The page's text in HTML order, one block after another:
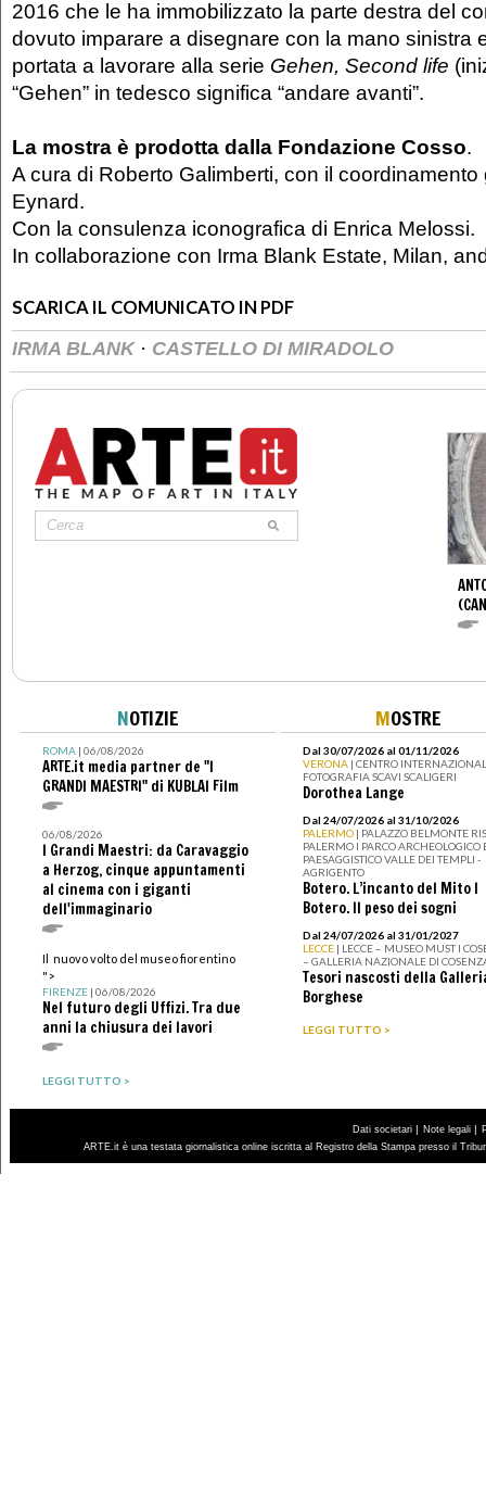
2016 che le ha immobilizzato la parte destra del
dovuto imparare a disegnare con la mano sinistra
portata a lavorare alla serie Gehen, Second life
“Gehen” in tedesco significa “andare avanti”.
La mostra è prodotta dalla Fondazione Cosso.
A cura di Roberto Galimberti, con il
Eynard.
Con la consulenza iconografica di Enrica Melossi.
In collaborazione con Irma Blank Estate, Milan,
SCARICA IL COMUNICATO IN PDF
IRMA BLANK · CASTELLO DI MIRADOLO
NOTIZIE
ROMA| 06/08/2026
ARTE.it media partner de "I
GRANDI MAESTRI" di KUBLAI Film
06/08/2026
I Grandi Maestri: da Caravaggio
a Herzog, cinque appuntamenti
al cinema con i giganti
dell'immaginario
Il nuovo volto del museo fiorentino
">
FIRENZE| 06/08/2026
Nel futuro degli Uffizi. Tra due
anni la chiusura dei lavori
LEGGI TUTTO >
MOSTRE
Dal 30/07/2026 al 01/11/2026
VERONA | CENTRO
FOTOGRAFIA SCAVI SCALIGERI
Dorothea Lange
Dal 24/07/2026 al 31/10/2026
PALERMO | PALAZZO BELMONTE
PALERMO I PARCO ARCHEOLOGICO
PAESAGGISTICO VALLE DEI TEMPLI -
AGRIGENTO
Botero. L’incanto del Mito I
Botero. Il peso dei sogni
Dal 24/07/2026 al 31/01/2027
LECCE | LECCE – MUSEO MUST I
– GALLERIA NAZIONALE DI
Tesori nascosti della
Borghese
LEGGI TUTTO >
Dati societari | Note legali |
ARTE.it è una testata giornalistica online iscritta al Registro della Stampa presso il